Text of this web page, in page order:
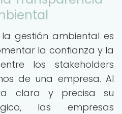
gestión ambiental es
la confianza y la
los stakeholders
de una empresa. Al
clara y precisa su
las empresas